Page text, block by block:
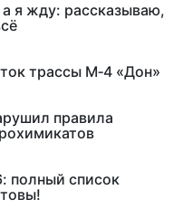
я жду: рассказываю,
трассы М‑4 «Дон»
правила
полный список